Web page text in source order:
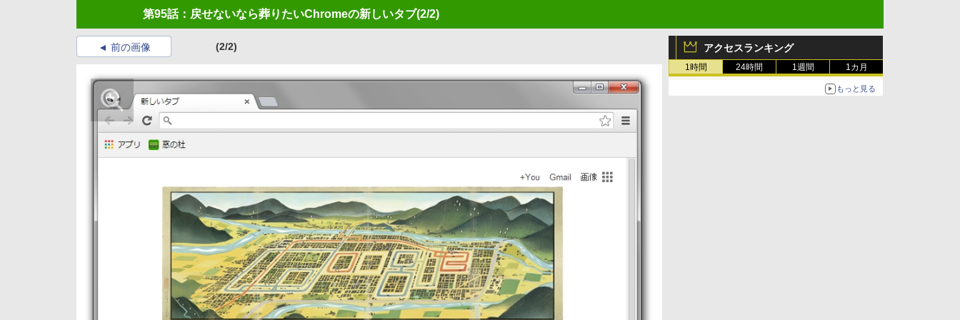
第95話：戻せないなら葬りたいChromeの新しいタブ(2/2)
アクセスランキング
1時間 24時間 1週間 1カ月
もっと見る
前の画像 (2/2)